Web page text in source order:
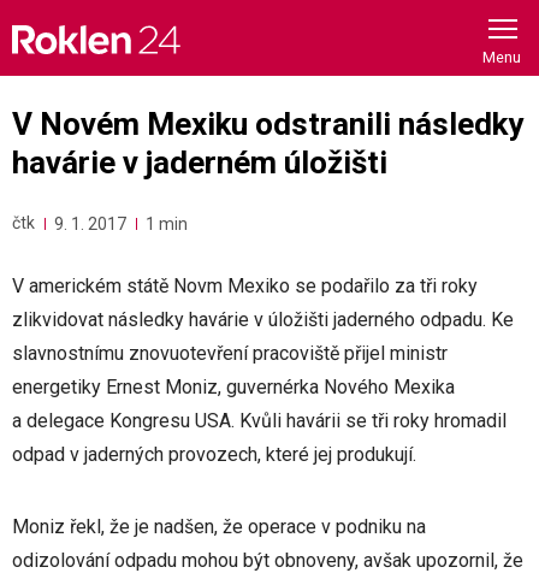
content
V Novém Mexiku odstranili následky
havárie v jaderném úložišti
čtk 9. 1. 2017 1 min
V americkém státě Novm Mexiko se podařilo za tři roky
zlikvidovat následky havárie v úložišti jaderného odpadu. Ke
slavnostnímu znovuotevření pracoviště přijel ministr
energetiky Ernest Moniz, guvernérka Nového Mexika
a delegace Kongresu USA. Kvůli havárii se tři roky hromadil
odpad v jaderných provozech, které jej produkují.
Moniz řekl, že je nadšen, že operace v podniku na
odizolování odpadu mohou být obnoveny, avšak upozornil, že